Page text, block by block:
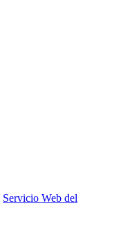
Servicio Web del